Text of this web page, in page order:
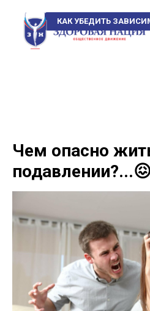
КАК УБЕДИТЬ
Чем опасно
подавлении?...😖